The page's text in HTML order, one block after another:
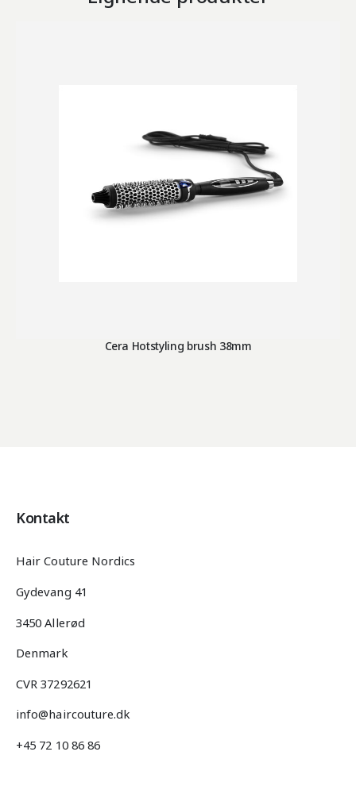
Cera Hotstyling brush 38mm
Kontakt
Hair Couture Nordics
Gydevang 41
3450 Allerød
Denmark
CVR 37292621
info@haircouture.dk
+45 72 10 86 86